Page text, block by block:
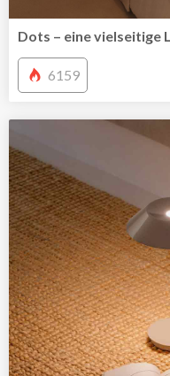
Dots – eine vielseitige
6159